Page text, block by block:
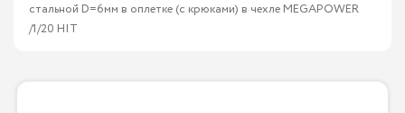
стальной D=6мм в оплетке (с крюками) в чехле MEGAPOWER
/1/20 HIT